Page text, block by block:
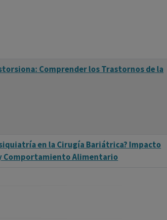
Comprender los Trastornos de la
en la Cirugía Bariátrica? Impacto
Comportamiento Alimentario